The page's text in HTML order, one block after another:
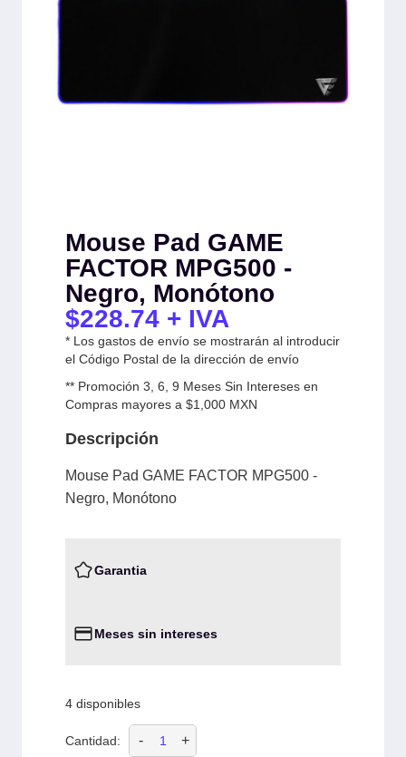
Mouse Pad GAME
FACTOR MPG500 -
Negro, Monótono
$228.74 + IVA
* Los gastos de envío se mostrarán al introducir
el Código Postal de la dirección de envío
** Promoción 3, 6, 9 Meses Sin Intereses en
Compras mayores a $1,000 MXN
Descripción
Mouse Pad GAME FACTOR MPG500 -
Negro, Monótono
Garantia
Meses sin intereses
4 disponibles
Cantidad: - +